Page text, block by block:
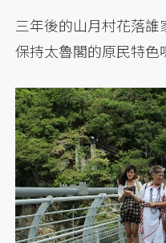
三年後的山月村花落
保持太魯閣的原民特色